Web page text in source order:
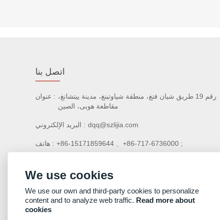
اتصل بنا
عنوان : رقم 19 طريق شيان فنغ، منطقة شياوتينغ، مدينة ييتشانغ،
مقاطعة هوبى، الصين
البريد الإلكتروني : dqq@szlijia.com
هاتف : +86-15171859644 、+86-717-6736000 ;
We use cookies
We use our own and third-party cookies to personalize
content and to analyze web traffic. Read more about
cookies